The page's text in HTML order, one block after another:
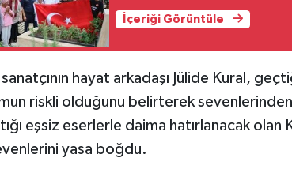
İçeriği Görüntüle
hayat arkadaşı Jülide Kural,
riskli olduğunu belirterek
eşsiz eserlerle daima hatırlanacak olan
yasa boğdu.